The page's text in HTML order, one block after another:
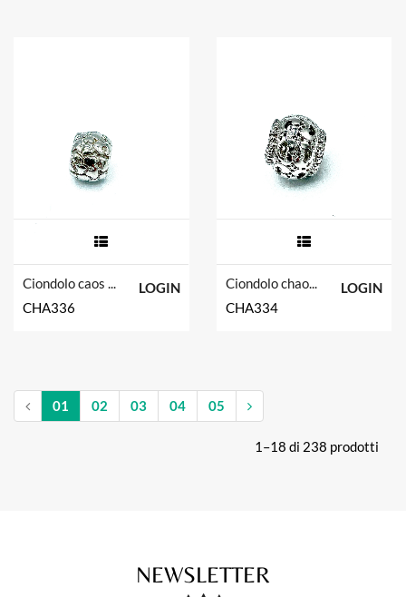
Ciondolo caos in argento tit. 925m
CHA336
LOGIN
Ciondolo chaos in argento tit. 925m.
CHA334
LOGIN
01 02 03 04 05
1–18 di 238 prodotti
NEWSLETTER